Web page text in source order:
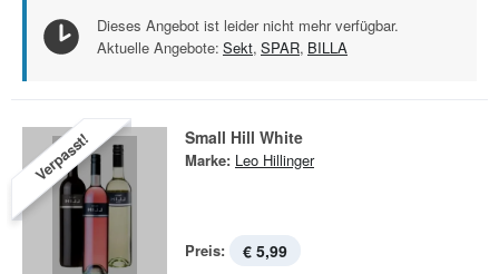
Dieses Angebot ist leider nicht mehr verfügbar.
Aktuelle Angebote: Sekt, SPAR, BILLA
Verpasst! Small Hill White
Marke: Leo Hillinger
Preis: € 5,99